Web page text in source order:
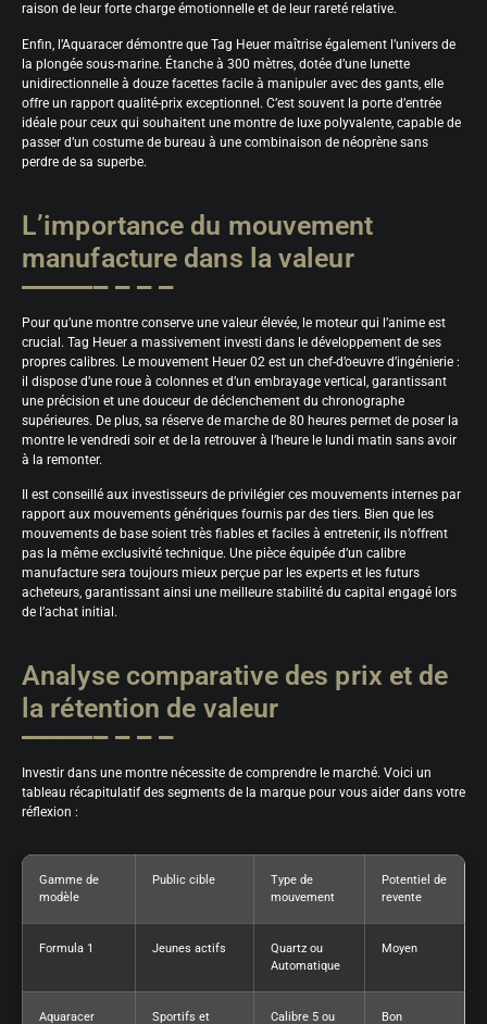
raison de leur forte charge émotionnelle et de leur rareté relative.
Enfin, l’Aquaracer démontre que Tag Heuer maîtrise également l’univers de
la plongée sous-marine. Étanche à 300 mètres, dotée d’une lunette
unidirectionnelle à douze facettes facile à manipuler avec des gants, elle
offre un rapport qualité-prix exceptionnel. C’est souvent la porte d’entrée
idéale pour ceux qui souhaitent une montre de luxe polyvalente, capable de
passer d’un costume de bureau à une combinaison de néoprène sans
perdre de sa superbe.
L’importance du mouvement
manufacture dans la valeur
Pour qu’une montre conserve une valeur élevée, le moteur qui l’anime est
crucial. Tag Heuer a massivement investi dans le développement de ses
propres calibres. Le mouvement Heuer 02 est un chef-d’oeuvre d’ingénierie :
il dispose d’une roue à colonnes et d’un embrayage vertical, garantissant
une précision et une douceur de déclenchement du chronographe
supérieures. De plus, sa réserve de marche de 80 heures permet de poser la
montre le vendredi soir et de la retrouver à l’heure le lundi matin sans avoir
à la remonter.
Il est conseillé aux investisseurs de privilégier ces mouvements internes par
rapport aux mouvements génériques fournis par des tiers. Bien que les
mouvements de base soient très fiables et faciles à entretenir, ils n’offrent
pas la même exclusivité technique. Une pièce équipée d’un calibre
manufacture sera toujours mieux perçue par les experts et les futurs
acheteurs, garantissant ainsi une meilleure stabilité du capital engagé lors
de l’achat initial.
Analyse comparative des prix et de
la rétention de valeur
Investir dans une montre nécessite de comprendre le marché. Voici un
tableau récapitulatif des segments de la marque pour vous aider dans votre
réflexion :
Gamme de
modèle
Public cible
Type de
mouvement
Potentiel de
revente
Formula 1 Jeunes actifs
Quartz ou
Automatique
Moyen
Aquaracer Sportifs et Calibre 5 ou Bon